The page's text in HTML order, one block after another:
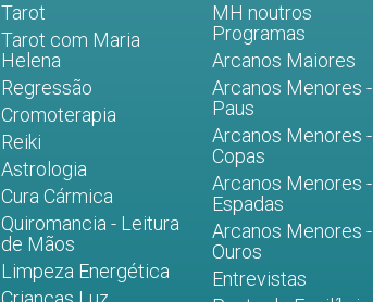
Tarot
Tarot com Maria
Helena
Regressão
Cromoterapia
Reiki
Astrologia
Cura Cármica
Quiromancia - Leitura
de Mãos
Limpeza Energética
MH noutros
Programas
Arcanos Maiores
Arcanos Menores -
Paus
Arcanos Menores -
Copas
Arcanos Menores -
Espadas
Arcanos Menores -
Ouros
Entrevistas